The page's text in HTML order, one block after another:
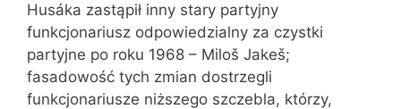
Husáka zastąpił inny stary partyjny
funkcjonariusz odpowiedzialny za czystki
partyjne po roku 1968 – Miloš Jakeš;
fasadowość tych zmian dostrzegli
funkcjonariusze niższego szczebla, którzy,